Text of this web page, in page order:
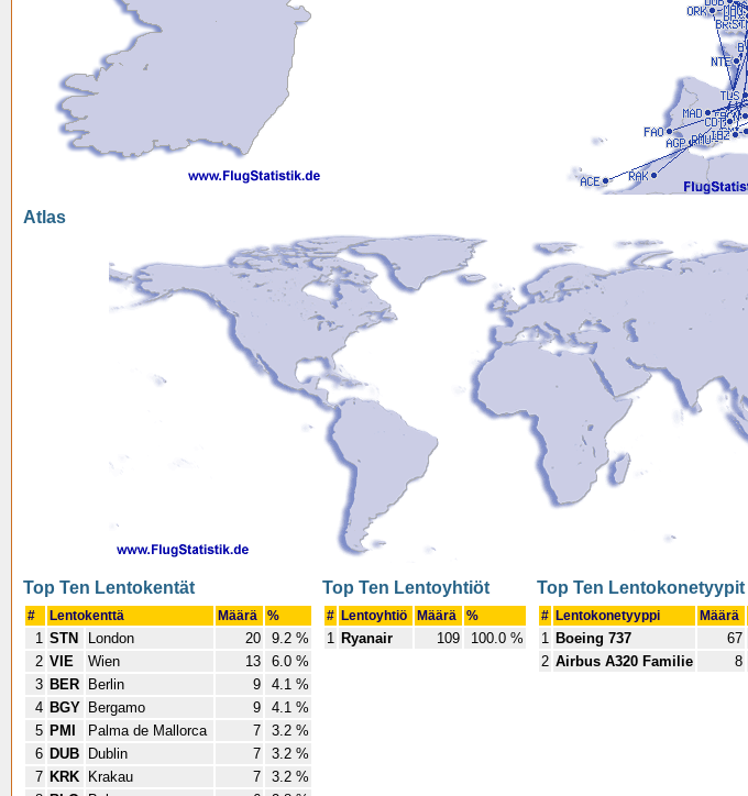
Atlas
Top Ten Lentokentät
# Lentokenttä Määrä %
1 STN London 20
9.2 %
2 VIE Wien 13
6.0 %
3 BER Berlin 9
4.1 %
4 BGY Bergamo 9
4.1 %
5 PMI Palma de Mallorca 7
3.2 %
6 DUB Dublin 7
3.2 %
7 KRK Krakau 7
3.2 %
Top Ten Lentoyhtiöt
# Lentoyhtiö Määrä %
1 Ryanair 109 100.0 %
Top Ten Lentokonetyypit
# Lentokonetyyppi Määrä
1 Boeing 737 67
2 Airbus A320 Familie 8